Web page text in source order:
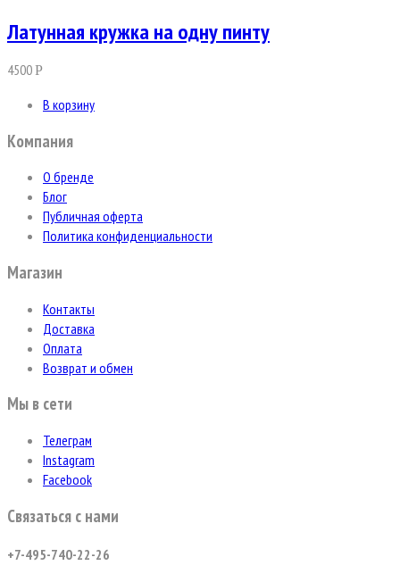
Латунная кружка на одну пинту
4500Р
В корзину
Компания
О бренде
Блог
Публичная оферта
Политика конфиденциальности
Магазин
Контакты
Доставка
Оплата
Возврат и обмен
Мы в сети
Телеграм
Instagram
Facebook
Связаться с нами
+7-495-740-22-26